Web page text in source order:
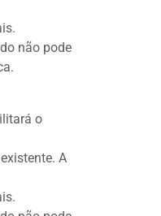
não pode
o
A